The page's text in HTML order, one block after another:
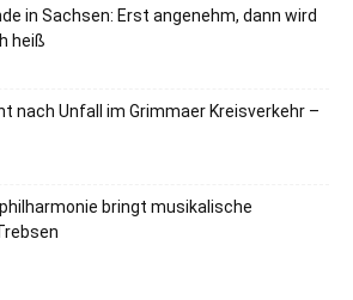
in Sachsen: Erst angenehm, dann wird
heiß
nach Unfall im Grimmaer Kreisverkehr –
bringt musikalische